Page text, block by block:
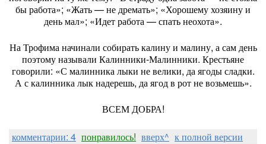
бы работа»; «Жать — не дремать»; «Хорошему хозяину и
день мал»; «Идет работа — спать неохота».
На Трофима начинали собирать калину и малину, а сам день
поэтому называли Калинники-Малинники. Крестьяне
говорили: «С малинника лыки не велики, да ягоды сладки.
А с калинника лык надерешь, да ягод в рот не возьмешь».
ВСЕМ ДОБРА!
комментарии: 4 понравилось! вверх^ к полной версии